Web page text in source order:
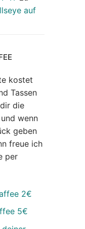
auf
kostet
Tassen
die
wenn
geben
freue ich
per
2€
5€